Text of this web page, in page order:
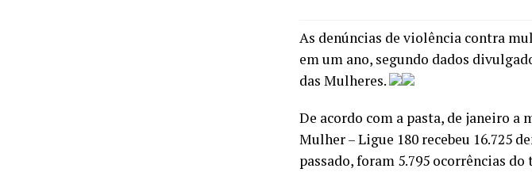
As denúncias de violência contra
em um ano, segundo dados
das Mulheres.
De acordo com a pasta, de janeiro a
Mulher – Ligue 180 recebeu 16.725
passado, foram 5.795 ocorrências do